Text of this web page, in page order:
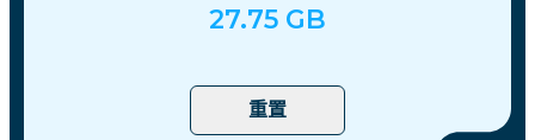
27.75 GB
重置